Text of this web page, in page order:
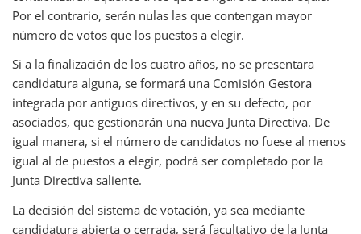
Por el contrario, serán nulas las que contengan mayor
número de votos que los puestos a elegir.
Si a la finalización de los cuatro años, no se presentara
candidatura alguna, se formará una Comisión Gestora
integrada por antiguos directivos, y en su defecto, por
asociados, que gestionarán una nueva Junta Directiva. De
igual manera, si el número de candidatos no fuese al menos
igual al de puestos a elegir, podrá ser completado por la
Junta Directiva saliente.
La decisión del sistema de votación, ya sea mediante
candidatura abierta o cerrada, será facultativo de la Junta